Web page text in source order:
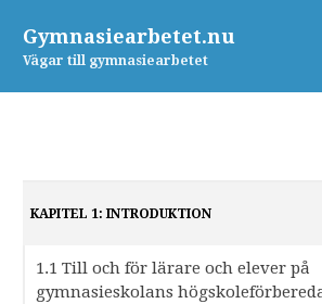
Gymnasiearbetet.nu
Vägar till gymnasiearbetet
KAPITEL 1: INTRODUKTION
1.1 Till och för lärare och elever på
gymnasieskolans